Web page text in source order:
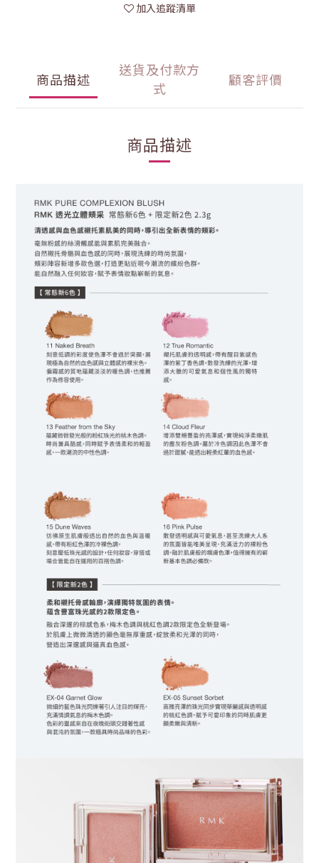
加入追蹤清單
商品描述
送貨及付款方
式
顧客評價
商品描述